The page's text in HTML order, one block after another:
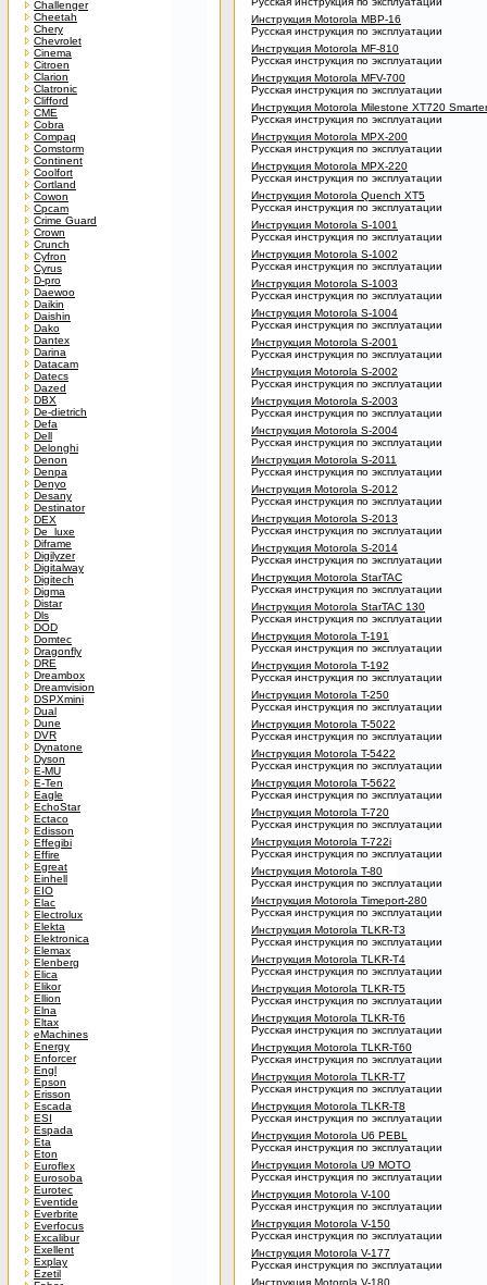
Challenger
Cheetah
Chery
Chevrolet
Cinema
Citroen
Clarion
Clatronic
Clifford
CME
Cobra
Compaq
Comstorm
Continent
Coolfort
Cortland
Cowon
Cpcam
Crime Guard
Crown
Crunch
Cyfron
Cyrus
D-pro
Daewoo
Daikin
Daishin
Dako
Dantex
Darina
Datacam
Datecs
Dazed
DBX
De-dietrich
Defa
Dell
Delonghi
Denon
Denpa
Denyo
Desany
Destinator
DEX
De_luxe
Diframe
Digilyzer
Digitalway
Digitech
Digma
Distar
Dls
DOD
Domtec
Dragonfly
DRE
Dreambox
Dreamvision
DSPXmini
Dual
Dune
DVR
Dynatone
Dyson
E-MU
E-Ten
Eagle
EchoStar
Ectaco
Edisson
Effegibi
Effire
Egreat
Einhell
EIO
Elac
Electrolux
Elekta
Elektronica
Elemax
Elenberg
Elica
Elikor
Ellion
Elna
Eltax
eMachines
Energy
Enforcer
Engl
Epson
Erisson
Escada
ESI
Espada
Eta
Eton
Euroflex
Eurosoba
Eurotec
Eventide
Everbrite
Everfocus
Excalibur
Exellent
Explay
Ezetil
Инструкция Motorola MBP-16
Русская инструкция по эксплуатации
Инструкция Motorola MF-810
Русская инструкция по эксплуатации
Инструкция Motorola MFV-700
Русская инструкция по эксплуатации
Инструкция Motorola Milestone XT720 Smarter
Русская инструкция по эксплуатации
Инструкция Motorola MPX-200
Русская инструкция по эксплуатации
Инструкция Motorola MPX-220
Русская инструкция по эксплуатации
Инструкция Motorola Quench XT5
Русская инструкция по эксплуатации
Инструкция Motorola S-1001
Русская инструкция по эксплуатации
Инструкция Motorola S-1002
Русская инструкция по эксплуатации
Инструкция Motorola S-1003
Русская инструкция по эксплуатации
Инструкция Motorola S-1004
Русская инструкция по эксплуатации
Инструкция Motorola S-2001
Русская инструкция по эксплуатации
Инструкция Motorola S-2002
Русская инструкция по эксплуатации
Инструкция Motorola S-2003
Русская инструкция по эксплуатации
Инструкция Motorola S-2004
Русская инструкция по эксплуатации
Инструкция Motorola S-2011
Русская инструкция по эксплуатации
Инструкция Motorola S-2012
Русская инструкция по эксплуатации
Инструкция Motorola S-2013
Русская инструкция по эксплуатации
Инструкция Motorola S-2014
Русская инструкция по эксплуатации
Инструкция Motorola StarTAC
Русская инструкция по эксплуатации
Инструкция Motorola StarTAC 130
Русская инструкция по эксплуатации
Инструкция Motorola T-191
Русская инструкция по эксплуатации
Инструкция Motorola T-192
Русская инструкция по эксплуатации
Инструкция Motorola T-250
Русская инструкция по эксплуатации
Инструкция Motorola T-5022
Русская инструкция по эксплуатации
Инструкция Motorola T-5422
Русская инструкция по эксплуатации
Инструкция Motorola T-5622
Русская инструкция по эксплуатации
Инструкция Motorola T-720
Русская инструкция по эксплуатации
Инструкция Motorola T-722i
Русская инструкция по эксплуатации
Инструкция Motorola T-80
Русская инструкция по эксплуатации
Инструкция Motorola Timeport-280
Русская инструкция по эксплуатации
Инструкция Motorola TLKR-T3
Русская инструкция по эксплуатации
Инструкция Motorola TLKR-T4
Русская инструкция по эксплуатации
Инструкция Motorola TLKR-T5
Русская инструкция по эксплуатации
Инструкция Motorola TLKR-T6
Русская инструкция по эксплуатации
Инструкция Motorola TLKR-T60
Русская инструкция по эксплуатации
Инструкция Motorola TLKR-T7
Русская инструкция по эксплуатации
Инструкция Motorola TLKR-T8
Русская инструкция по эксплуатации
Инструкция Motorola U6 PEBL
Русская инструкция по эксплуатации
Инструкция Motorola U9 MOTO
Русская инструкция по эксплуатации
Инструкция Motorola V-100
Русская инструкция по эксплуатации
Инструкция Motorola V-150
Русская инструкция по эксплуатации
Инструкция Motorola V-177
Русская инструкция по эксплуатации
Инструкция Motorola V-180